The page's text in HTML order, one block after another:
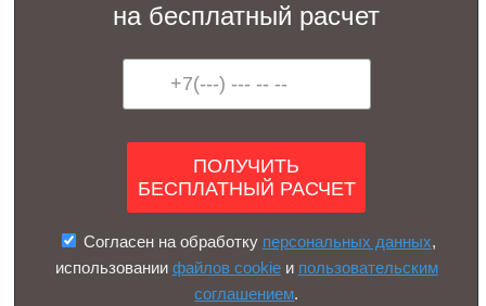
на бесплатный расчет
Согласен на обработку персональных данных,
использовании файлов cookieи пользовательским
соглашением.